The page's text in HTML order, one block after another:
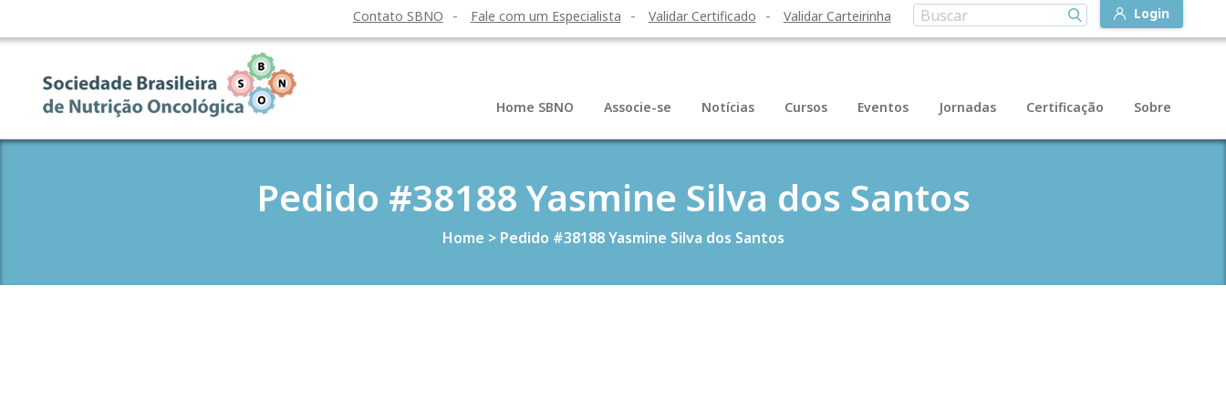
Contato SBNO Fale com um Especialista Validar Certificado Validar Carteirinha Login
Home SBNO Associe-se Notícias Cursos Eventos Jornadas Certificação Sobre
Pedido #38188 Yasmine Silva dos Santos
Home > Pedido #38188 Yasmine Silva dos Santos